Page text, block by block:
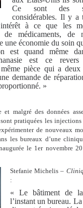
Ce sont des
considérables. Il y a
à ce que les
de médicaments, de
une économie du soin
est quand même
est ce revers
pièce qui a deux
demande de
»
malgré des données
pratiquées les injections
de nouveaux
les bureaux d’une
le 1er novembre
Stefanie Michelis –
:
« Le bâtiment de
l’instant un bureau.